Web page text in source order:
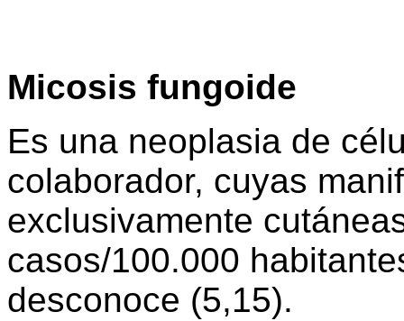
Micosis fungoide
Es una neoplasia de
colaborador, cuyas
exclusivamente
casos/100.000
desconoce (5,15).